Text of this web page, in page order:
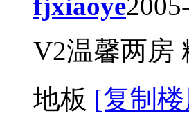
fjxiaoye
V2温馨两房
地板 [复制